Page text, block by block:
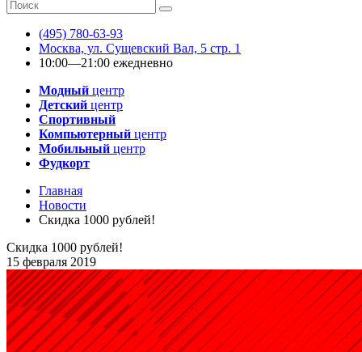
(495) 780-63-93
Москва, ул. Сущевский Вал, 5 стр. 1
10:00—21:00 ежедневно
Модный центр
Детский центр
Спортивный
Компьютерный центр
Мобильный центр
Фудкорт
Главная
Новости
Скидка 1000 рублей!
Скидка 1000 рублей!
15 февраля 2019